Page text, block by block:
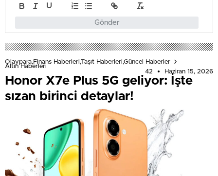
Gönder
Olaypara,Finans Haberleri,Taşıt Haberleri,Güncel Haberler
Altın Haberleri
42
Haziran 15, 2026
Honor X7e Plus 5G geliyor: İşte
sızan birinci detaylar!